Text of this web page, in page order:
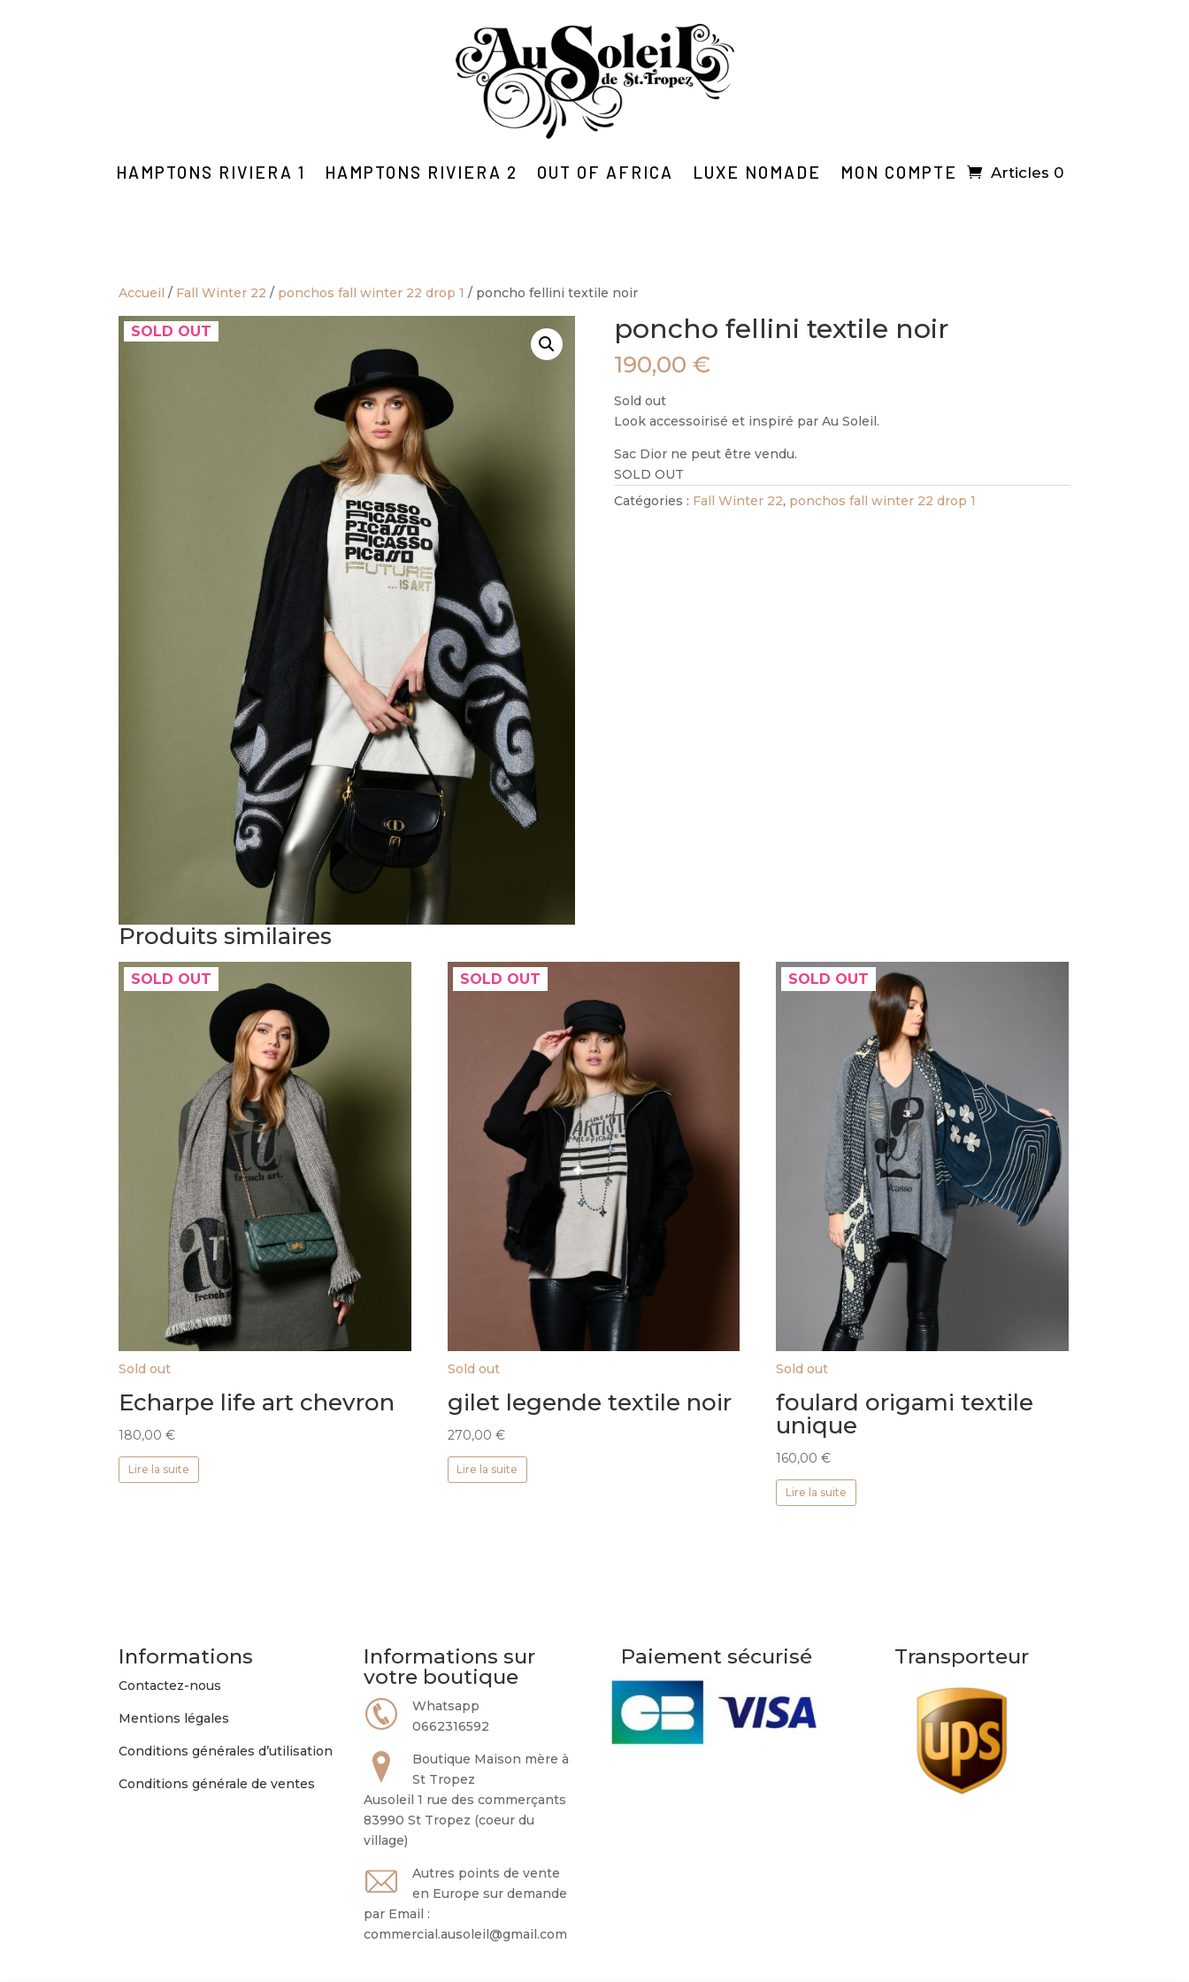
HAMPTONS RIVIERA 1 HAMPTONS RIVIERA 2 OUT OF AFRICA LUXE NOMADE MON COMPTE Articles 0
Accueil / Fall Winter 22 / ponchos fall winter 22 drop 1 / poncho fellini textile noir
SOLD OUT poncho fellini textile noir
190,00 €
Sold out
Look accessoirisé et inspiré par Au Soleil.
Sac Dior ne peut être vendu.
SOLD OUT
Catégories : Fall Winter 22, ponchos fall winter 22 drop 1
Produits similaires
SOLD OUT
Sold out
Echarpe life art chevron
180,00€
Lire la suite
SOLD OUT
Sold out
gilet legende textile noir
270,00 €
Lire la suite
SOLD OUT
Sold out
foulard origami textile
unique
160,00€
Lire la suite
Informations
Contactez-nous
Mentions légales
Conditions générales d’utilisation
Conditions générale de ventes
Informations sur
votre boutique
Whatsapp
0662316592
Boutique Maison mère à
St Tropez
Ausoleil 1 rue des commerçants
83990 St Tropez (coeur du
village)
Autres points de vente
en Europe sur demande
par Email :
commercial.ausoleil@gmail.com
Paiement sécurisé Transporteur